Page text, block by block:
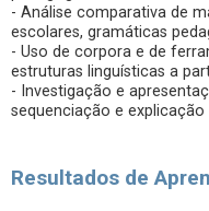
- Análise comparativa de
escolares, gramáticas
- Uso de corpora e de
estruturas linguísticas a
- Investigação e
sequenciação e
Resultados de